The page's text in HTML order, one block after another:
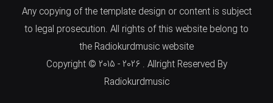
Any copying of the template design or content is subject
to legal prosecution. All rights of this website belong to
the Radiokurdmusic website
Copyright © 2015 - 2026 . Allright Reserved By
Radiokurdmusic